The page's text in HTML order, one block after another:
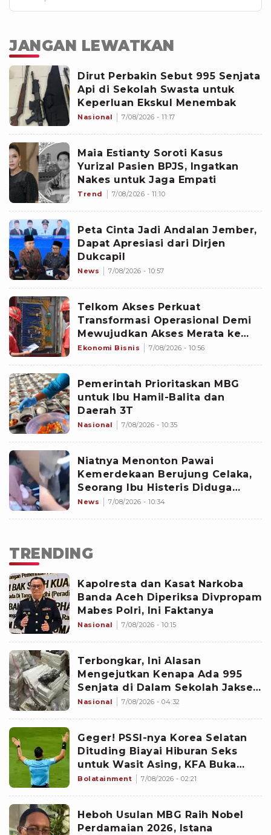
JANGAN LEWATKAN
Dirut Perbakin Sebut 995 Senjata
Api di Sekolah Swasta untuk
Keperluan Ekskul Menembak
Nasional 7/08/2026 - 11:17
Maia Estianty Soroti Kasus
Yurizal Pasien BPJS, Ingatkan
Nakes untuk Jaga Empati
Trend 7/08/2026 - 11:10
Peta Cinta Jadi Andalan Jember,
Dapat Apresiasi dari Dirjen
Dukcapil
News 7/08/2026 - 10:57
Telkom Akses Perkuat
Transformasi Operasional Demi
Mewujudkan Akses Merata ke
Seluruh Negeri
Ekonomi Bisnis 7/08/2026 - 10:56
Pemerintah Prioritaskan MBG
untuk Ibu Hamil-Balita dan
Daerah 3T
Nasional 7/08/2026 - 10:35
Niatnya Menonton Pawai
Kemerdekaan Berujung Celaka,
Seorang Ibu Histeris Diduga
Ditabrak Oknum Polisi
News 7/08/2026 - 10:34
TRENDING
Kapolresta dan Kasat Narkoba
Banda Aceh Diperiksa Divpropam
Mabes Polri, Ini Faktanya
Nasional 7/08/2026 - 10:15
Terbongkar, Ini Alasan
Mengejutkan Kenapa Ada 995
Senjata di Dalam Sekolah Jaksel
Sejak 2020
Nasional 7/08/2026 - 04:32
Geger! PSSI-nya Korea Selatan
Dituding Biayai Hiburan Seks
untuk Wasit Asing, KFA Buka
Suara
Bolatainment 7/08/2026 - 02:21
Heboh Usulan MBG Raih Nobel
Perdamaian 2026, Istana